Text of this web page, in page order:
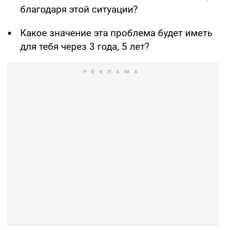
благодаря этой ситуации?
Какое значение эта проблема будет иметь
для тебя через 3 года, 5 лет?